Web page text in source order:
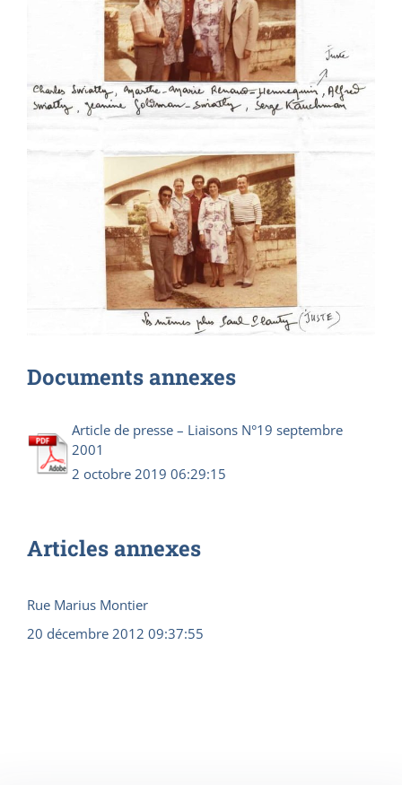
Documents annexes
Article de presse – Liaisons N°19 septembre
2001
2 octobre 2019 06:29:15
Articles annexes
Rue Marius Montier
20 décembre 2012 09:37:55